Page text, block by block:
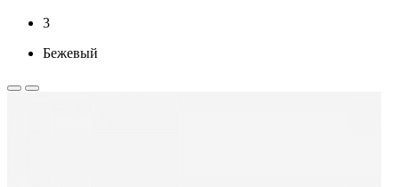
3
Бежевый